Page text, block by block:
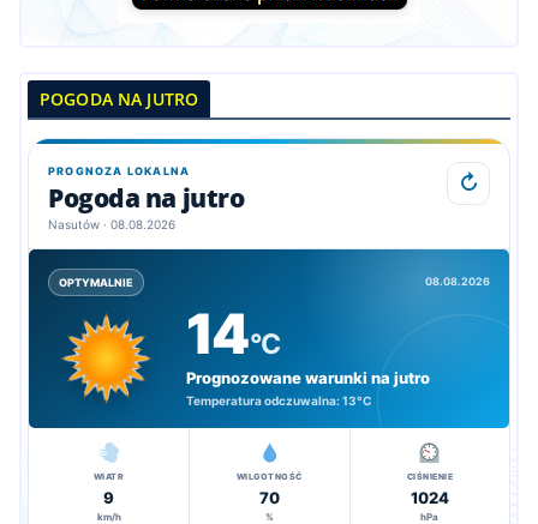
POGODA NA JUTRO
PROGNOZA LOKALNA
Pogoda na jutro
Nasutów · 08.08.2026
↻
OPTYMALNIE 08.08.2026
14°C
Prognozowane warunki na jutro
Temperatura odczuwalna:13°C
WIATR
9
km/h
WILGOTNOŚĆ
70
%
CIŚNIENIE
1024
hPa